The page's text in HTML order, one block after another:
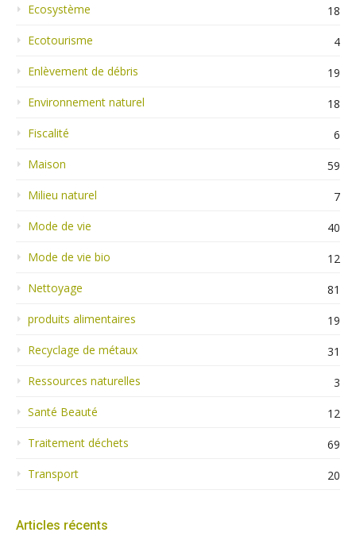
Ecosystème
18
Ecotourisme
4
Enlèvement de débris
19
Environnement naturel
18
Fiscalité
6
Maison
59
Milieu naturel
7
Mode de vie
40
Mode de vie bio
12
Nettoyage
81
produits alimentaires
19
Recyclage de métaux
31
Ressources naturelles
3
Santé Beauté
12
Traitement déchets
69
Transport
20
Articles récents